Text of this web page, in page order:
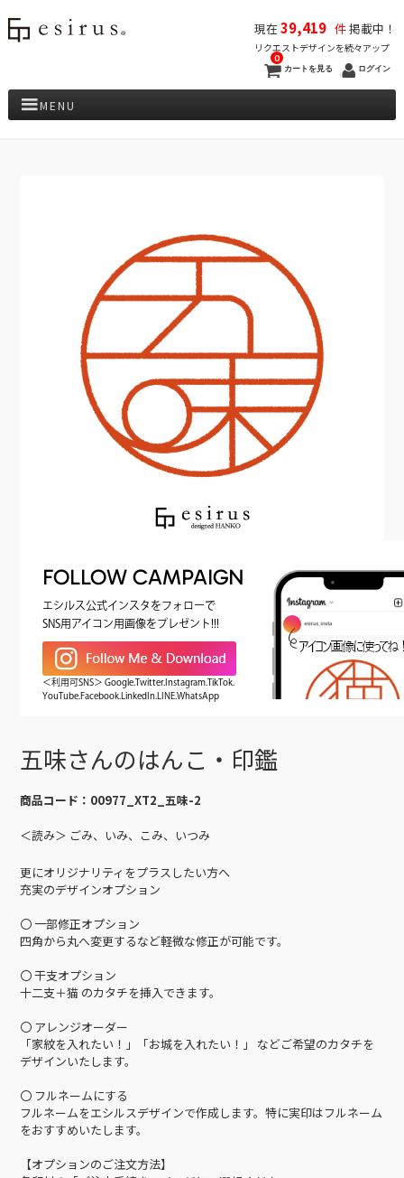
現在39,419 件掲載中！
リクエストデザインを続々アップ
カートを見る
0
ログイン
MENU
FOLLOW CAMPAIGN
エシルス公式インスタをフォローで
SNS用アイコン用画像をプレゼント!!!
＜利用可SNS＞ Google.Twitter.Instagram.TikTok.
YouTube.Facebook.LinkedIn.LINE.WhatsApp
五味さんのはんこ・印鑑
商品コード： 00977_XT2_五味-2
＜読み＞ ごみ、いみ、こみ、いつみ
更にオリジナリティをプラスしたい方へ
充実のデザインオプション
〇 一部修正オプション
四角から丸へ変更するなど軽微な修正が可能です。
〇 干支オプション
十二支＋猫 のカタチを挿入できます。
〇 アレンジオーダー
「家紋を入れたい！」「お城を入れたい！」 などご希望のカタチを
デザインいたします。
〇 フルネームにする
フルネームをエシルスデザインで作成します。特に実印はフルネーム
をおすすめいたします。
【オプションのご注文方法】